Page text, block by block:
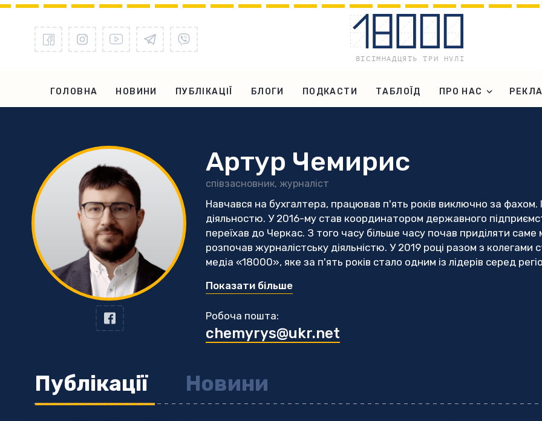
ГОЛОВНА НОВИНИ ПУБЛІКАЦІЇ БЛОГИ ПОДКАСТИ ТАБЛОЇД ПРО НАС
Артур Чемирис
співзасновник, журналіст
Навчався на бухгалтера, працював п'ять років виключно за
діяльностю. У 2016-му став координатором державного
переїхав до Черкас. З того часу більше часу почав приділяти саме
розпочав журналістську діяльністю. У 2019 році разом з
медіа «18000», яке за п'ять років стало одним із лідерів серед
Показати більше
Робоча пошта:
chemyrys@ukr.net
Публікації Новини